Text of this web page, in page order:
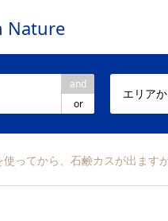
Nature
and
or
エリア
使ってから、石鹸カスが出ます